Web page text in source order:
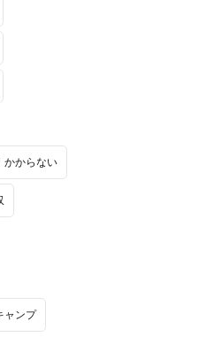
かからない
ャンプ